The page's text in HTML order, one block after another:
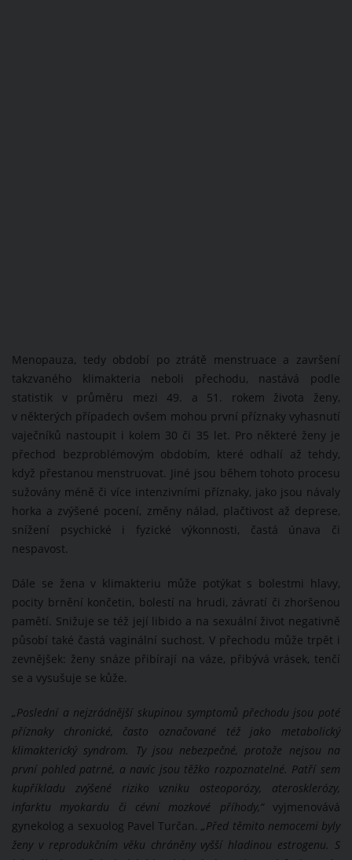
Menopauza, tedy období po ztrátě menstruace a završení
takzvaného klimakteria neboli přechodu, nastává podle
statistik v průměru mezi 49. a 51. rokem života ženy,
v některých případech ovšem mohou první příznaky vyhasnutí
vaječníků nastoupit i kolem 30 či 35 let. Pro některé ženy je
přechod bezproblémovým obdobím, které odhalí až tehdy,
když přestanou menstruovat. Jiné jsou během tohoto procesu
sužovány méně či více intenzivními příznaky, jako jsou návaly
horka a zvýšené pocení, změny nálad, plačtivost až deprese,
snížení psychické i fyzické výkonnosti, častá únava či
nespavost.
Dále se žena v klimakteriu může potýkat s bolestmi hlavy,
pocity brnění končetin, bolestí na hrudi, závratí či zhoršenou
pamětí. Snižuje se též její libido a na sexuální život negativně
působí také častá vaginální suchost. V přechodu může trpět i
zevnějšek: ženy snáze přibírají na váze, přibývá vrásek, tenčí
se a vysušuje se kůže.
„Poslední a nejzrádnější skupinou symptomů přechodu jsou poté
příznaky chronické, často označované též jako metabolický
klimakterický syndrom. Ty jsou nebezpečné, protože nejsou na
první pohled patrné, a navíc jsou těžko rozpoznatelné. Patří sem
kupříkladu zvýšené riziko vzniku osteoporózy, aterosklerózy,
infarktu myokardu či cévní mozkové příhody,“ vyjmenovává
gynekolog a sexuolog Pavel Turčan. „Před těmito nemocemi byly
ženy v reprodukčním věku chráněny vyšší hladinou estrogenu. S